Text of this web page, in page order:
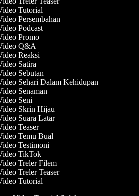
Tutorial
Persembahan
Podcast
Promo
Q&A
Reaksi
Satira
Sebutan
Sehari Dalam Kehidupan
Senaman
Seni
Skrin Hijau
Suara Latar
Teaser
Temu Bual
Testimoni
TikTok
Treler Filem
Treler Teaser
Tutorial